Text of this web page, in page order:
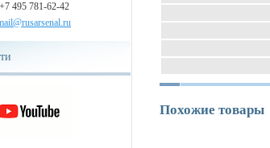
+7 495 781-62-42
Похожие товары